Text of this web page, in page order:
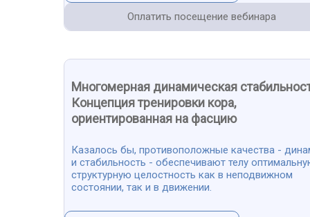
Оплатить посещение вебинара
Многомерная динамическая
Концепция тренировки кора,
ориентированная на фасцию
Казалось бы, противоположные качества -
и стабильность - обеспечивают телу
структурную целостность как в неподвижном
состоянии, так и в движении.